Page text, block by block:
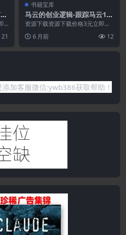
21
书籍宝库
马云的创业逻辑-跟踪马云12
年.PDF
资源下载资源下载价格3元立即购
6 月前 12
工单或是添加客服微信:ywb386获